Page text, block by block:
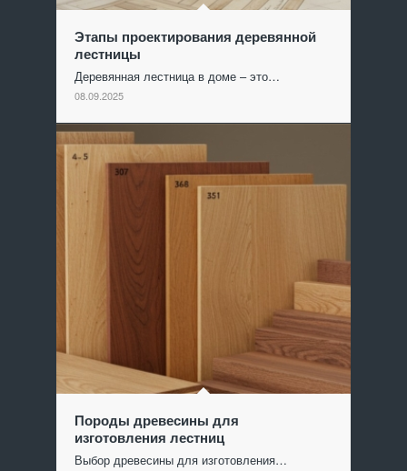
Этапы проектирования деревянной
лестницы
Деревянная лестница в доме – это…
08.09.2025
Породы древесины для
изготовления лестниц
Выбор древесины для изготовления…